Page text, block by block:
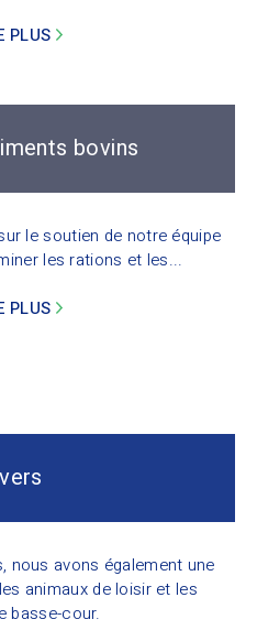
PLUS
bovins
le soutien de notre équipe
les rations et les...
PLUS
nous avons également une
animaux de loisir et les
basse-cour.